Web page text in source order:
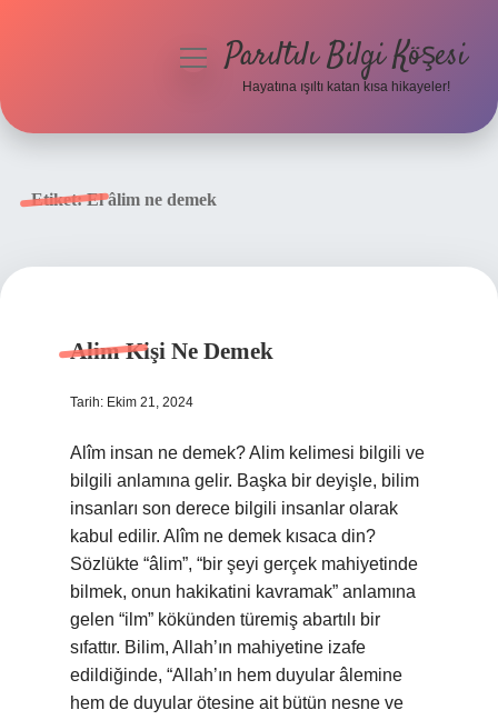
menüyüParıltılı Bilgi Köşesi
Hayatına ışıltı katan kısa hikayeler!
Etiket:El âlim ne demek
Alim Kişi Ne Demek
Tarih: Ekim 21, 2024
Alîm insan ne demek? Alim kelimesi bilgili ve
bilgili anlamına gelir. Başka bir deyişle, bilim
insanları son derece bilgili insanlar olarak
kabul edilir. Alîm ne demek kısaca din?
Sözlükte “âlim”, “bir şeyi gerçek mahiyetinde
bilmek, onun hakikatini kavramak” anlamına
gelen “ilm” kökünden türemiş abartılı bir
sıfattır. Bilim, Allah’ın mahiyetine izafe
edildiğinde, “Allah’ın hem duyular âlemine
hem de duyular ötesine ait bütün nesne ve